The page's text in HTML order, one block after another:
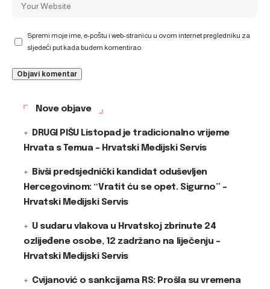
Spremi moje ime, e-poštu i web-stranicu u ovom internet pregledniku za
sljedeći put kada budem komentirao.
Nove objave
DRUGI PIŠU Listopad je tradicionalno vrijeme
Hrvata s Temua – Hrvatski Medijski Servis
Bivši predsjednički kandidat oduševljen
Hercegovinom: “Vratit ću se opet. Sigurno” –
Hrvatski Medijski Servis
U sudaru vlakova u Hrvatskoj zbrinute 24
ozlijeđene osobe, 12 zadržano na liječenju –
Hrvatski Medijski Servis
Cvijanović o sankcijama RS: Prošla su vremena